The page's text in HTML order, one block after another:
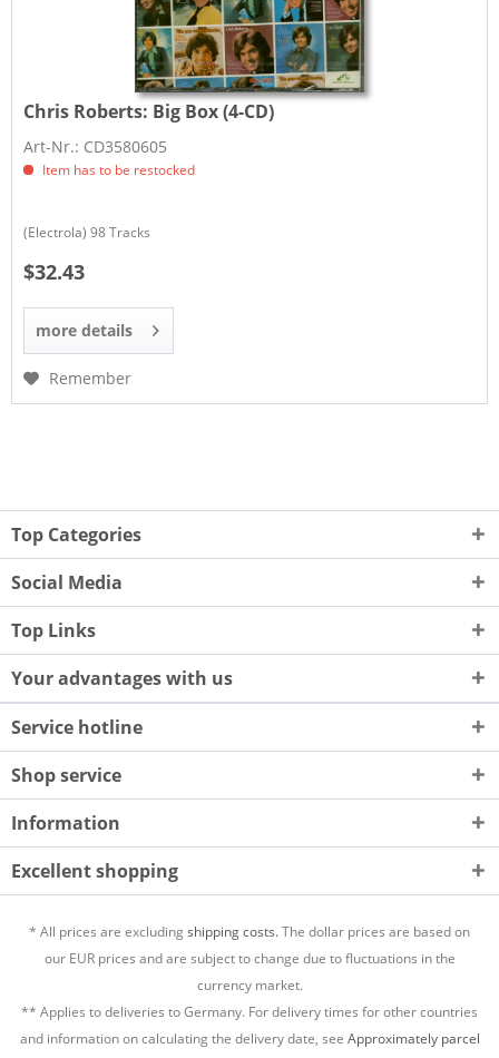
Chris Roberts: Big Box (4-CD)
Art-Nr.: CD3580605
Item has to be restocked
(Electrola) 98 Tracks
$32.43
more details
Remember
Top Categories
Social Media
Top Links
Your advantages with us
Service hotline
Shop service
Information
Excellent shopping
* All prices are excludingshipping costs.The dollar prices are based on
our EUR prices and are subject to change due to fluctuations in the
currency market.
** Applies to deliveries to Germany. For delivery times for other countries
and information on calculating the delivery date, see Approximately parcel